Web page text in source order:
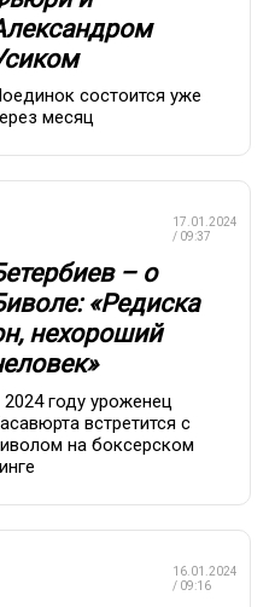
состоится уже
месяц
17.01.2024
/ 09:37
– о
«Редиска
нехороший
2024 году уроженец
встретится с
на боксерском
16.01.2024
/ 09:16